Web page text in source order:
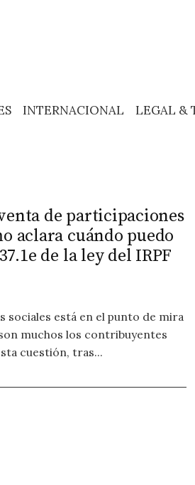
INTERNACIONAL LEGAL &
de participaciones
aclara cuándo puedo
de la ley del IRPF
sociales está en el punto de mira
muchos los contribuyentes
cuestión, tras...